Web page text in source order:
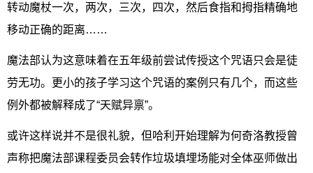
转动魔杖一次，两次，三次，四次，然后食指和拇指精确地
移动正确的距离……
魔法部认为这意味着在五年级前尝试传授这个咒语只会是徒
劳无功。更小的孩子学习这个咒语的案例只有几个，而这些
例外都被解释成了“天赋异禀”。
或许这样说并不是很礼貌，但哈利开始理解为何奇洛教授曾
声称把魔法部课程委员会转作垃圾填埋场能对全体巫师做出